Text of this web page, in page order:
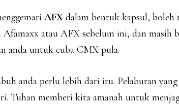
AFX dalam bentuk kapsul, boleh
Afamaxx atau AFX sebelum ini, dan masih
anda untuk cuba CMX pula.
anda perlu lebih dari itu. Pelaburan
Tuhan memberi kita amanah untuk